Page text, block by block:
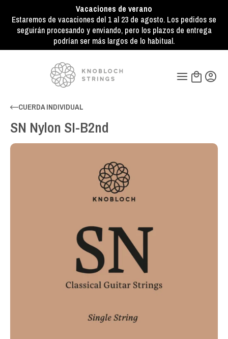
Vacaciones de verano
Estaremos de vacaciones del 1 al 23 de agosto. Los pedidos se
seguirán procesando y enviando, pero los plazos de entrega
podrían ser más largos de lo habitual.
CUERDA INDIVIDUAL
SN Nylon SI-B2nd